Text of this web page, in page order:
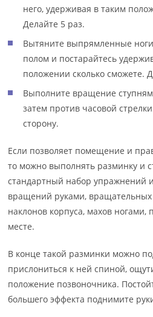
него, удерживая в таким
Делайте 5 раз.
Вытяните выпрямленные
полом и постарайтесь
положении сколько сможете.
Выполните вращение
затем против часовой
сторону.
Если позволяет помещение и
то можно выполнять разминку и
стандартный набор упражнений
вращений руками,
наклонов корпуса, махов ногами,
месте.
В конце такой разминки можно
прислониться к ней спиной,
положение позвоночника.
большего эффекта поднимите